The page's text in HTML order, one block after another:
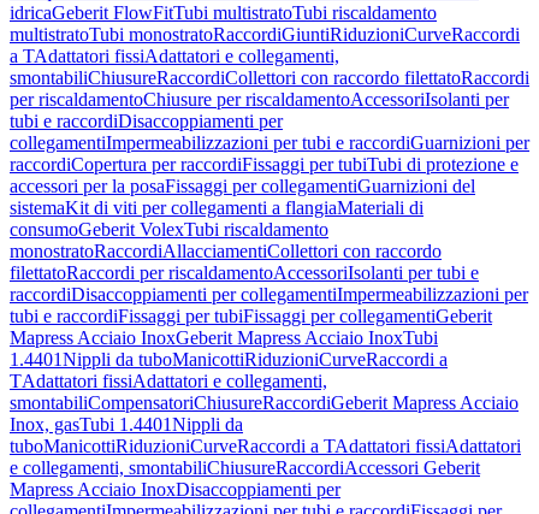
idricaGeberit FlowFitTubi multistratoTubi riscaldamento
multistratoTubi monostratoRaccordiGiuntiRiduzioniCurveRaccordi
a TAdattatori fissiAdattatori e collegamenti,
smontabiliChiusureRaccordiCollettori con raccordo filettatoRaccordi
per riscaldamentoChiusure per riscaldamentoAccessoriIsolanti per
tubi e raccordiDisaccoppiamenti per
collegamentiImpermeabilizzazioni per tubi e raccordiGuarnizioni per
raccordiCopertura per raccordiFissaggi per tubiTubi di protezione e
accessori per la posaFissaggi per collegamentiGuarnizioni del
sistemaKit di viti per collegamenti a flangiaMateriali di
consumoGeberit VolexTubi riscaldamento
monostratoRaccordiAllacciamentiCollettori con raccordo
filettatoRaccordi per riscaldamentoAccessoriIsolanti per tubi e
raccordiDisaccoppiamenti per collegamentiImpermeabilizzazioni per
tubi e raccordiFissaggi per tubiFissaggi per collegamentiGeberit
Mapress Acciaio InoxGeberit Mapress Acciaio InoxTubi
1.4401Nippli da tuboManicottiRiduzioniCurveRaccordi a
TAdattatori fissiAdattatori e collegamenti,
smontabiliCompensatoriChiusureRaccordiGeberit Mapress Acciaio
Inox, gasTubi 1.4401Nippli da
tuboManicottiRiduzioniCurveRaccordi a TAdattatori fissiAdattatori
e collegamenti, smontabiliChiusureRaccordiAccessori Geberit
Mapress Acciaio InoxDisaccoppiamenti per